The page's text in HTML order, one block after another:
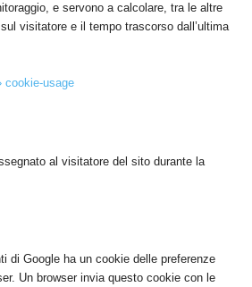
e servono a calcolare, tra le altre
visitatore e il tempo trascorso dall’ultima
cookie-usage
al visitatore del sito durante la
di Google ha un cookie delle preferenze
Un browser invia questo cookie con le